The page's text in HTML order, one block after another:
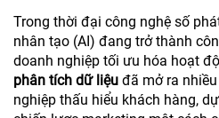
Trong thời đại công nghệ số
nhân tạo (AI) đang trở thành
doanh nghiệp tối ưu hóa hoạt
phân tích dữ liệu đã mở ra
nghiệp thấu hiểu khách hàng,